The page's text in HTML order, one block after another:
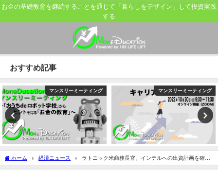
お金の基礎教育を継続することを通じて「暮らしをデザイン」して投資実践
する
おすすめ記事
マンスリーミーティング マンスリーミーティング
ホーム 経済ニュース
ラトニック米商務長官、インテルへの出資計画を確認
－経営権は求めず